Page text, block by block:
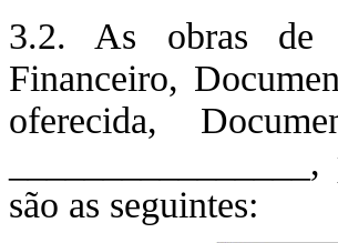
3.2. As obras de
Financeiro,
oferecida,
são as seguintes: